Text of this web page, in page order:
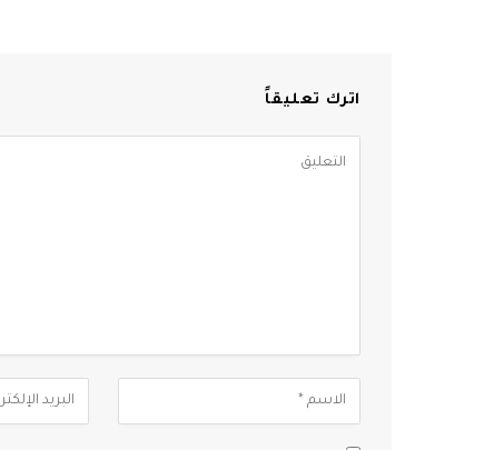
اترك تعليقاً